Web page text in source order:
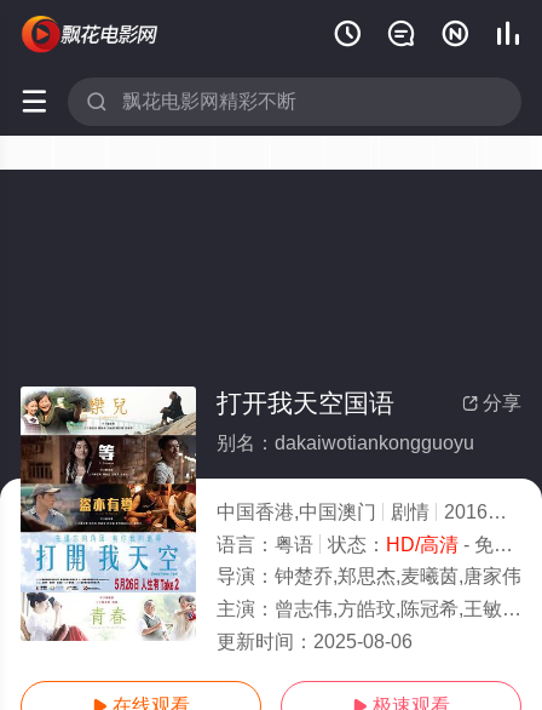
   
 
HD
 分享
打开我天空国语
别名：dakaiwotiankongguoyu
中国香港,中国澳门 剧情 2016
9.0
语言： 粤语 状态： HD/高清- 免费在线观看
导演： 钟楚乔,郑思杰,麦曦茵,唐家伟
主演： 曾志伟,方皓玟,陈冠希,王敏奕,恬妞,徐天佑,黄日华
更新时间： 2025-08-06
 在线观看  极速观看